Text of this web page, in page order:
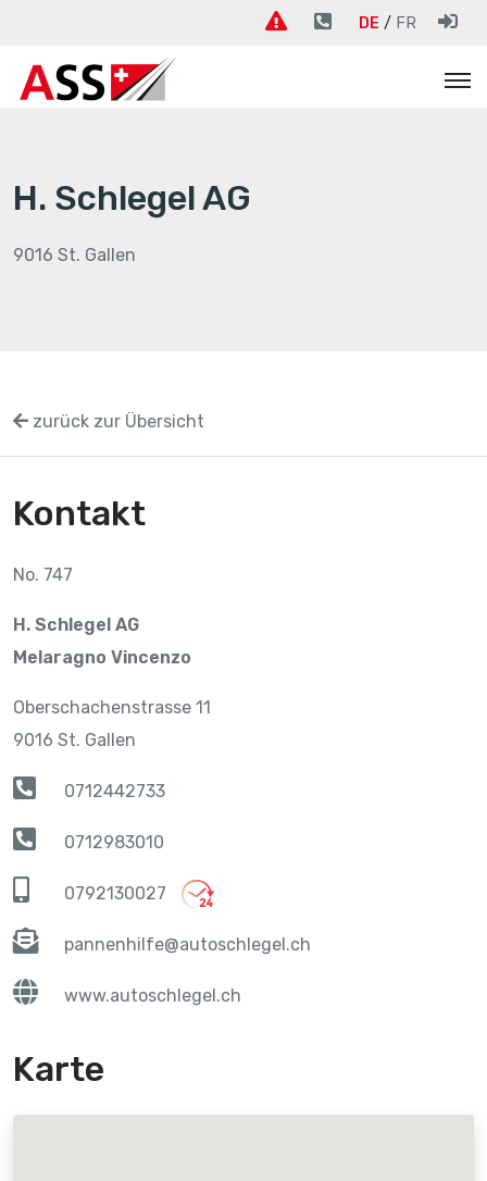
DE FR
H. Schlegel AG
9016 St. Gallen
zurück zur Übersicht
Kontakt
No. 747
H. Schlegel AG
Melaragno Vincenzo
Oberschachenstrasse 11
9016 St. Gallen
0712442733
0712983010
0792130027
pannenhilfe@autoschlegel.ch
www.autoschlegel.ch
Karte